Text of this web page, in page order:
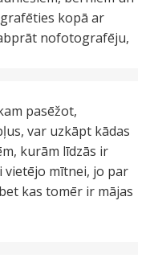
kopā ar
nofotografēju,
pasēžot,
var uzkāpt kādas
kurām līdzās ir
vietējo mītnei, jo par
kas tomēr ir mājas